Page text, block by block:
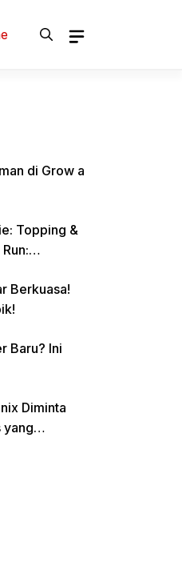
di Grow a
&
Berkuasa!
Diminta
yang